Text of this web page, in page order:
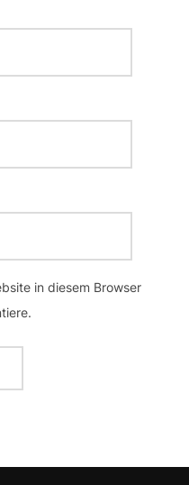
in diesem Browser